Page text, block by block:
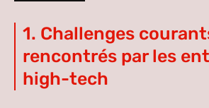
1. Challenges
rencontrés par les
high-tech